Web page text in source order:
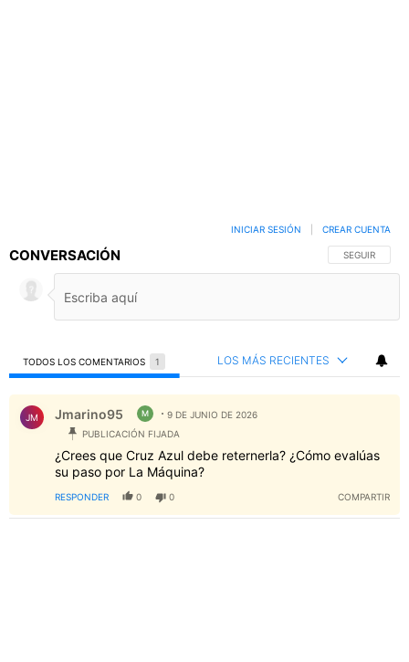
CONVERSACIÓN SIGA ESTA
SEGUIR
INICIAR SESIÓN CREAR CUENTA
TODOS LOS COMENTARIOS 1 LOS MÁS RECIENTES
Todos los comentarios
Comentario de Jmarino95.
JM Jmarino95 M
9 DE JUNIO DE 2026
PUBLICACIÓN FIJADA
¿Crees que Cruz Azul debe reternerla? ¿Cómo evalúas
su paso por La Máquina?
RESPONDER 0 0 COMPARTIR